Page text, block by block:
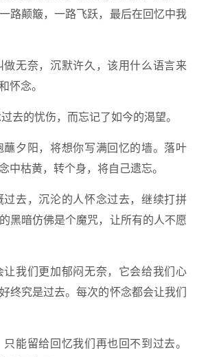
路颠簸，一路飞跃，最后在回忆中我
做无奈，沉默许久，该用什么语言来
怀念。
去的忧伤，而忘记了如今的渴望。
蘸夕阳，将想你写满回忆的墙。落叶
中枯黄，转个身，将自己遗忘。
过去，沉沦的人怀念过去，继续打拼
黑暗仿佛是个魔咒，让所有的人不愿
让我们更加郁闷无奈，它会给我们心
终究是过去。每次的怀念都会让我们
只能留给回忆我们再也回不到过去。